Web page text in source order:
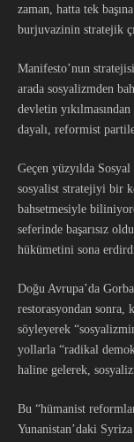
zaman, hatta tek
burjuvazinin stratejik
Manifesto’nun
arada sosyalizmden
devletin
dayalı, reformist
Geçen yüzyılda
sosyalist stratejiyi bir
bahsetmesiyle
seferinde başarısız
hükümetini sona
Doğu Avrupa’da
restorasyondan
söyleyerek
yollarla “radikal
haline gelerek,
Bu “hümanist
Yunanistan’daki